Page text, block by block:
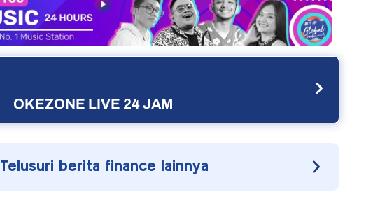
OKEZONE LIVE 24 JAM
Telusuri berita finance lainnya